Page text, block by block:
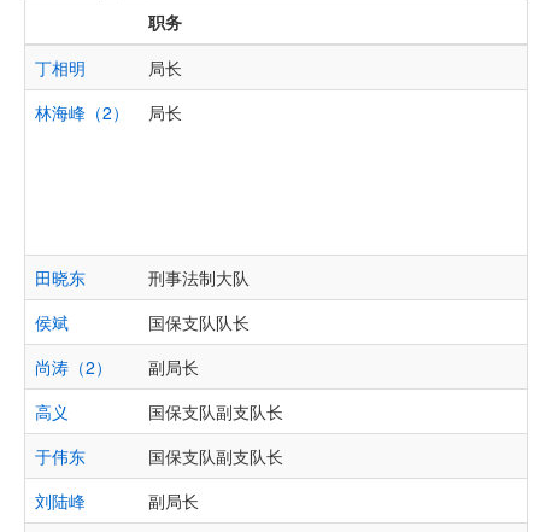
职务
丁相明
局长
林海峰（2）
局长
田晓东
刑事法制大队
侯斌
国保支队队长
尚涛（2）
副局长
高义
国保支队副支队长
于伟东
国保支队副支队长
刘陆峰
副局长